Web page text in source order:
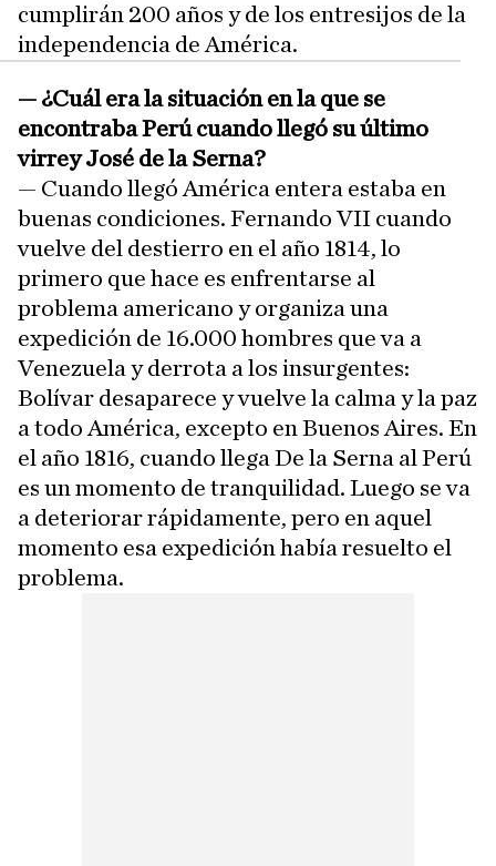
cumplirán 200 años y de los entresijos de la
independencia de América.
— ¿Cuál era la situación en la que se
encontraba Perú cuando llegó su último
virrey José de la Serna?
— Cuando llegó América entera estaba en
buenas condiciones. Fernando VII cuando
vuelve del destierro en el año 1814, lo
primero que hace es enfrentarse al
problema americano y organiza una
expedición de 16.000 hombres que va a
Venezuela y derrota a los insurgentes:
Bolívar desaparece y vuelve la calma y la paz
a todo América, excepto en Buenos Aires. En
el año 1816, cuando llega De la Serna al Perú
es un momento de tranquilidad. Luego se va
a deteriorar rápidamente, pero en aquel
momento esa expedición había resuelto el
problema.